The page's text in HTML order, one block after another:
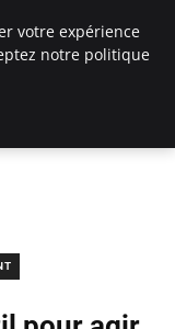
votre expérience
notre politique